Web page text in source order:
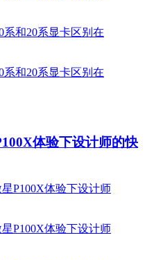
体验下设计师的快